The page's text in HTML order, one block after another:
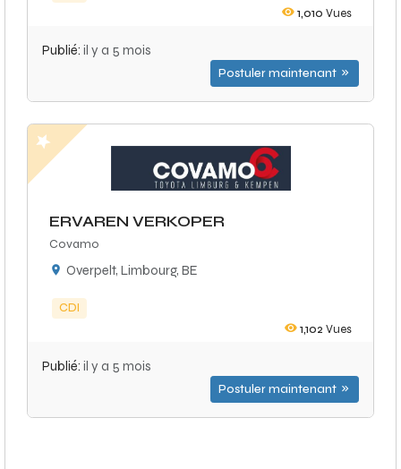
1,010 Vues
Publié: il y a 5 mois
Postuler maintenant
ERVAREN VERKOPER
Covamo
Overpelt, Limbourg, BE
CDI
1,102 Vues
Publié: il y a 5 mois
Postuler maintenant